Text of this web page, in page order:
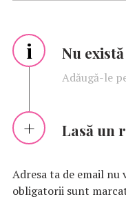
i Nu
Adăugă-le
Lasă un
Adresa ta de email nu
obligatorii sunt